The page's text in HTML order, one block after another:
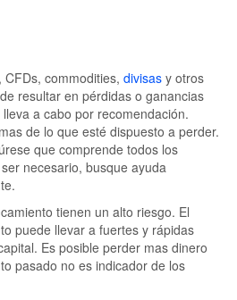
commodities, divisas y otros
resultar en pérdidas o ganancias
a cabo por recomendación.
de lo que esté dispuesto a perder.
que comprende todos los
necesario, busque ayuda
tienen un alto riesgo. El
puede llevar a fuertes y rápidas
Es posible perder mas dinero
pasado no es indicador de los